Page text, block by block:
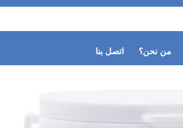
من نحن؟ اتصل بنا